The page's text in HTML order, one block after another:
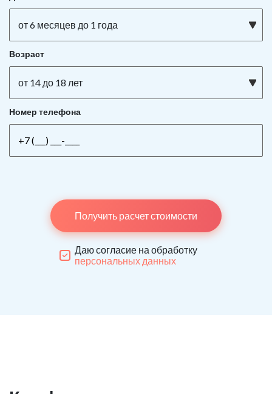
от 6 месяцев до 1 года
Возраст
от 14 до 18 лет
Номер телефона
Получить расчет стоимости
Даю согласие на обработку
персональных данных